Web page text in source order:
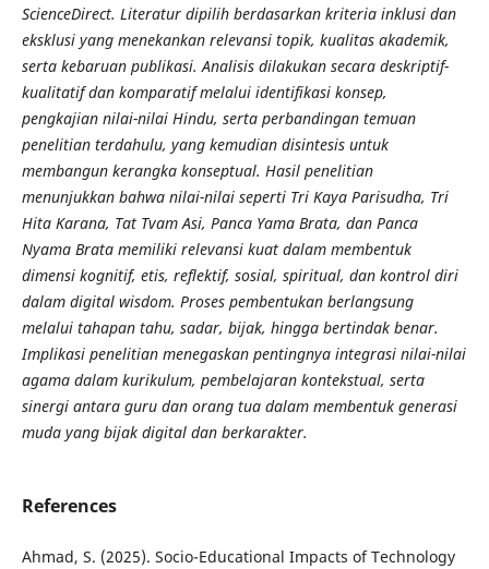
ScienceDirect. Literatur dipilih berdasarkan kriteria inklusi dan
eksklusi yang menekankan relevansi topik, kualitas akademik,
serta kebaruan publikasi. Analisis dilakukan secara deskriptif-
kualitatif dan komparatif melalui identifikasi konsep,
pengkajian nilai-nilai Hindu, serta perbandingan temuan
penelitian terdahulu, yang kemudian disintesis untuk
membangun kerangka konseptual. Hasil penelitian
menunjukkan bahwa nilai-nilai seperti Tri Kaya Parisudha, Tri
Hita Karana, Tat Tvam Asi, Panca Yama Brata, dan Panca
Nyama Brata memiliki relevansi kuat dalam membentuk
dimensi kognitif, etis, reflektif, sosial, spiritual, dan kontrol diri
dalam digital wisdom. Proses pembentukan berlangsung
melalui tahapan tahu, sadar, bijak, hingga bertindak benar.
Implikasi penelitian menegaskan pentingnya integrasi nilai-nilai
agama dalam kurikulum, pembelajaran kontekstual, serta
sinergi antara guru dan orang tua dalam membentuk generasi
muda yang bijak digital dan berkarakter.
References
Ahmad, S. (2025). Socio-Educational Impacts of Technology